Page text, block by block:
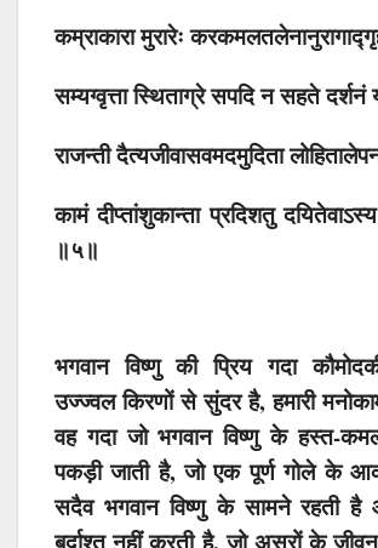
कम्राकारा मुरारेः
सम्यग्वृत्ता स्थिताग्रे सपदि न सहते दर्शनं
राजन्ती दैत्यजीवासवमदमुदिता
कामं दीप्तांशुकान्ता प्रदिशतु
॥५॥
भगवान विष्णु की प्रिय गदा
उज्ज्वल किरणों से सुंदर है, हमारी
वह गदा जो भगवान विष्णु के हस्त-
पकड़ी जाती है, जो एक पूर्ण गोले के
सदैव भगवान विष्णु के सामने रहती है
बर्दाश्त नहीं करती है, जो असुरों के